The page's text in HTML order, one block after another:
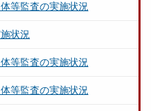
等監査の実施状況
状況
等監査の実施状況
等監査の実施状況